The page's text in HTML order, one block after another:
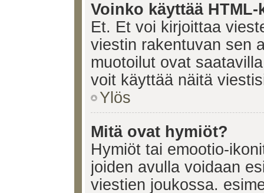
Voinko käyttää
Et. Et voi kirjoittaa
viestin rakentuvan sen
muotoilut ovat
voit käyttää näitä
Ylös
Mitä ovat hymiöt?
Hymiöt tai emootio-
joiden avulla voidaan
viestien joukossa.